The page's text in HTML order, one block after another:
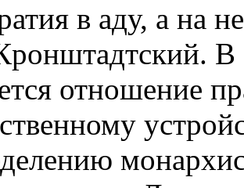
в аду, а на
В
отношение